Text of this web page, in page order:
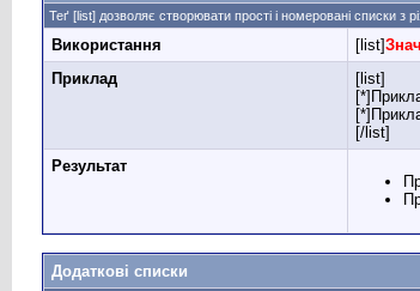
Теґ [list] дозволяє створювати прості і номеровані списки
Використання [list]
Приклад
[list]
[/list]
Результат
Додаткові списки